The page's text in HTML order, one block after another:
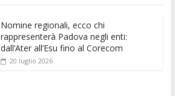
Nomine regionali, ecco chi
rappresenterà Padova negli enti:
dall’Ater all’Esu fino al Corecom
20 luglio 2026